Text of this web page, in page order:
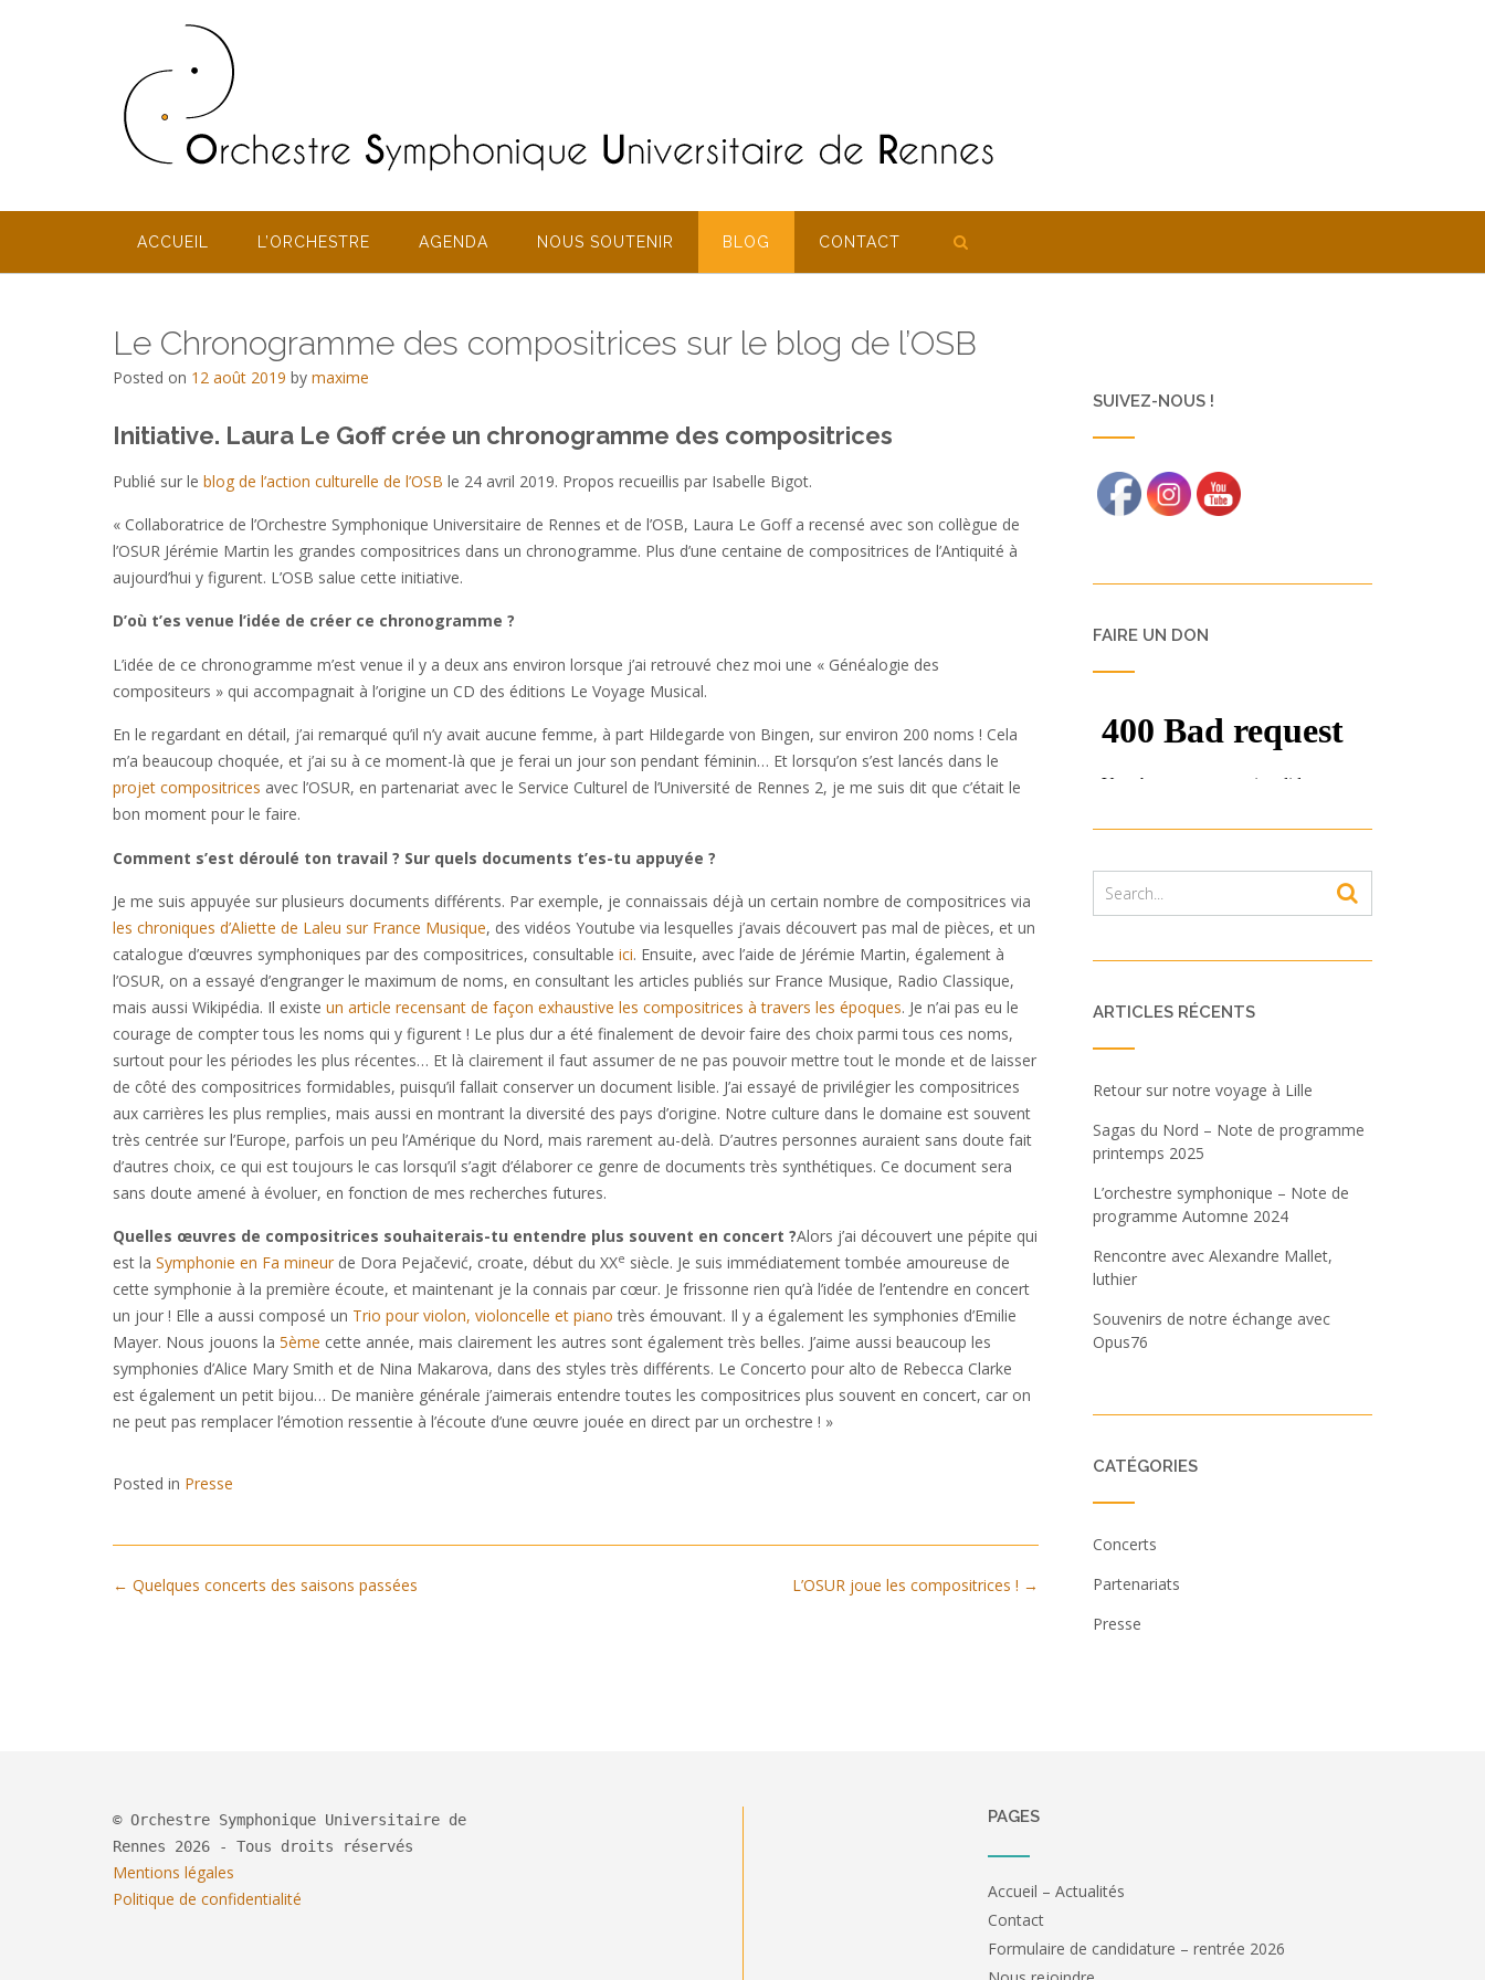
ACCUEIL L’ORCHESTRE AGENDA NOUS SOUTENIR BLOG CONTACT
Le Chronogramme des compositrices sur le blog de l’OSB
Posted on 12 août 2019 by maxime
Initiative. Laura Le Goff crée un chronogramme des compositrices
Publié sur le blog de l’action culturelle de l’OSB le 24 avril 2019. Propos recueillis par Isabelle Bigot.
« Collaboratrice de l’Orchestre Symphonique Universitaire de Rennes et de l’OSB, Laura Le Goff a recensé avec son collègue de
l’OSUR Jérémie Martin les grandes compositrices dans un chronogramme. Plus d’une centaine de compositrices de l’Antiquité à
aujourd’hui y figurent. L’OSB salue cette initiative.
D’où t’es venue l’idée de créer ce chronogramme ?
L’idée de ce chronogramme m’est venue il y a deux ans environ lorsque j’ai retrouvé chez moi une « Généalogie des
compositeurs » qui accompagnait à l’origine un CD des éditions Le Voyage Musical.
En le regardant en détail, j’ai remarqué qu’il n’y avait aucune femme, à part Hildegarde von Bingen, sur environ 200 noms ! Cela
m’a beaucoup choquée, et j’ai su à ce moment-là que je ferai un jour son pendant féminin… Et lorsqu’on s’est lancés dans le
projet compositrices avec l’OSUR, en partenariat avec le Service Culturel de l’Université de Rennes 2, je me suis dit que c’était le
bon moment pour le faire.
Comment s’est déroulé ton travail ? Sur quels documents t’es-tu appuyée ?
Je me suis appuyée sur plusieurs documents différents. Par exemple, je connaissais déjà un certain nombre de compositrices via
les chroniques d’Aliette de Laleu sur France Musique, des vidéos Youtube via lesquelles j’avais découvert pas mal de pièces, et un
catalogue d’œuvres symphoniques par des compositrices, consultable ici. Ensuite, avec l’aide de Jérémie Martin, également à
l’OSUR, on a essayé d’engranger le maximum de noms, en consultant les articles publiés sur France Musique, Radio Classique,
mais aussi Wikipédia. Il existe un article recensant de façon exhaustive les compositrices à travers les époques. Je n’ai pas eu le
courage de compter tous les noms qui y figurent ! Le plus dur a été finalement de devoir faire des choix parmi tous ces noms,
surtout pour les périodes les plus récentes… Et là clairement il faut assumer de ne pas pouvoir mettre tout le monde et de laisser
de côté des compositrices formidables, puisqu’il fallait conserver un document lisible. J’ai essayé de privilégier les compositrices
aux carrières les plus remplies, mais aussi en montrant la diversité des pays d’origine. Notre culture dans le domaine est souvent
très centrée sur l’Europe, parfois un peu l’Amérique du Nord, mais rarement au-delà. D’autres personnes auraient sans doute fait
d’autres choix, ce qui est toujours le cas lorsqu’il s’agit d’élaborer ce genre de documents très synthétiques. Ce document sera
sans doute amené à évoluer, en fonction de mes recherches futures.
Quelles œuvres de compositrices souhaiterais-tu entendre plus souvent en concert ?Alors j’ai découvert une pépite qui
est la Symphonie en Fa mineur de Dora Pejačević, croate, début du XXe siècle. Je suis immédiatement tombée amoureuse de
cette symphonie à la première écoute, et maintenant je la connais par cœur. Je frissonne rien qu’à l’idée de l’entendre en concert
un jour ! Elle a aussi composé un Trio pour violon, violoncelle et piano très émouvant. Il y a également les symphonies d’Emilie
Mayer. Nous jouons la 5ème cette année, mais clairement les autres sont également très belles. J’aime aussi beaucoup les
symphonies d’Alice Mary Smith et de Nina Makarova, dans des styles très différents. Le Concerto pour alto de Rebecca Clarke
est également un petit bijou… De manière générale j’aimerais entendre toutes les compositrices plus souvent en concert, car on
ne peut pas remplacer l’émotion ressentie à l’écoute d’une œuvre jouée en direct par un orchestre ! »
Posted in Presse
Post
L’OSUR joue les compositrices ! →
← Quelques concerts des saisons passées
SUIVEZ-NOUS !
FAIRE UN DON
ARTICLES RÉCENTS
Retour sur notre voyage à Lille
Sagas du Nord – Note de programme
printemps 2025
L’orchestre symphonique – Note de
programme Automne 2024
Rencontre avec Alexandre Mallet,
luthier
Souvenirs de notre échange avec
Opus76
CATÉGORIES
Concerts
Partenariats
Presse
© Orchestre Symphonique Universitaire de
Rennes 2026 - Tous droits réservés
Mentions légales
Politique de confidentialité
PAGES
Accueil – Actualités
Contact
Formulaire de candidature – rentrée 2026